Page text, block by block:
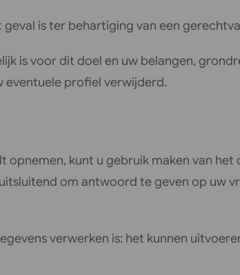
is ter behartiging van een
is voor dit doel en uw belangen,
eventuele profiel verwijderd.
kunt u gebruik maken van
om antwoord te geven op uw
verwerken is: het kunnen